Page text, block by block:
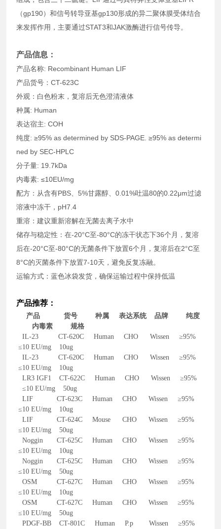
（gp190）和信号转导亚基gp130形成的异二聚体膜受体结合
来发挥作用，主要通过STAT3和JAK激酶进行信号传导。
产品信息：
产品名称: Recombinant Human LIF
产品货号：CT-623C
外观：白色粉末，复溶后无色澄清液体
种属: Human
表达宿主: COH
纯度: ≥95% as determined by SDS-PAGE. ≥95% as determi
ned by SEC-HPLC
分子量: 19.7kDa
内毒素: ≤10EU/mg
配方：从含有PBS、5%甘露醇、0.01%吐温80的0.22μm过滤
溶液中冻干，pH7.4
重溶：建议重新溶解在无菌去离子水中
储存与稳定性：在-20°C至-80°C的冻干状态下36个月，复溶
后在-20°C至-80°C的无菌条件下放置6个月，复溶后在2°C至
8°C的灭菌条件下放置7-10天，避免反复冻融。
运输方式：蓝色冰袋发货，确保运输过程中保持低温
产品推荐：
产品 货号 种属 表达系统 品牌 纯度
内毒素 规格
IL-23 CT-620C Human CHO Wissen ≥95%
≤10 EU/mg 10ug
IL-23 CT-620C Human CHO Wissen ≥95%
≤10 EU/mg 10ug
LR3 IGF1 CT-622C Human CHO Wissen ≥95%
≤10 EU/mg 50ug
LIF CT-623C Human CHO Wissen ≥95%
≤10 EU/mg 10ug
LIF CT-624C Mouse CHO Wissen ≥95%
≤10 EU/mg 50ug
Noggin CT-625C Human CHO Wissen ≥95%
≤10 EU/mg 10ug
Noggin CT-625C Human CHO Wissen ≥95%
≤10 EU/mg 50ug
OSM CT-627C Human CHO Wissen ≥95%
≤10 EU/mg 10ug
OSM CT-627C Human CHO Wissen ≥95%
≤10 EU/mg 50ug
PDGF-BB CT-801C Human P.p Wissen ≥95%